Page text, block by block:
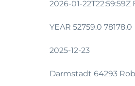
2026-01-22T22:59:59Z
YEAR 52759.0 78178.0
2025-12-23
Darmstadt 64293